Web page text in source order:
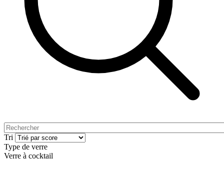
Tri
Type de verre
Verre à cocktail